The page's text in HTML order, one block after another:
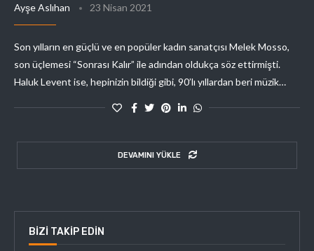
Ayşe Aslıhan 23 Nisan 2021
Son yılların en güçlü ve en popüler kadın sanatçısı Melek Mosso,
son üçlemesi “Sonrası Kalır” ile adından oldukça söz ettirmişti.
Haluk Levent ise, hepinizin bildiği gibi, 90’lı yıllardan beri müzik…
DEVAMINI YÜKLE
BIZI TAKIP EDIN